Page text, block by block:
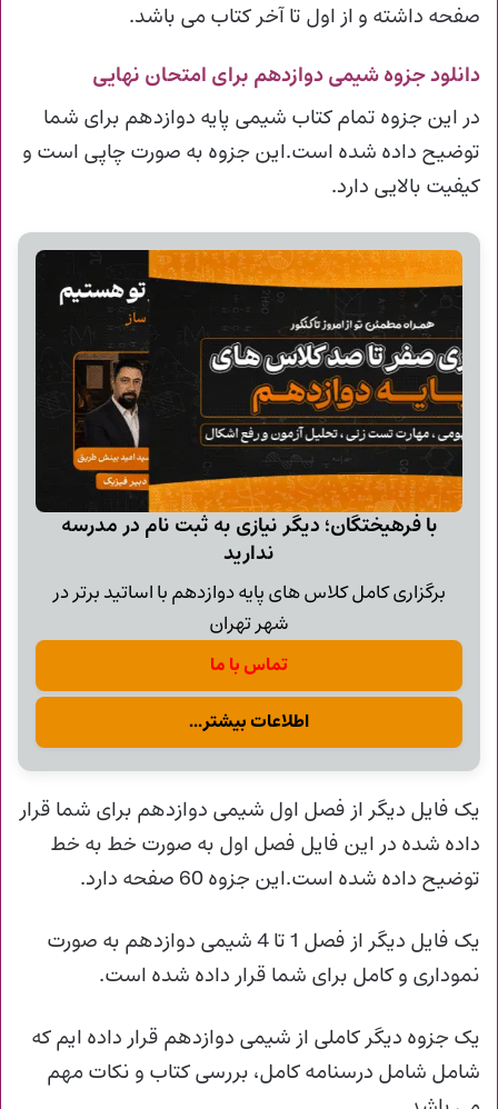
صفحه داشته و از اول تا آخر کتاب می باشد.
دانلود جزوه شیمی دوازدهم برای امتحان نهایی
در این جزوه تمام کتاب شیمی پایه دوازدهم برای شما
توضیح داده شده است.این جزوه به صورت چاپی است و
کیفیت بالایی دارد.
با فرهیختگان؛ دیگر نیازی به ثبت نام در مدرسه
ندارید
برگزاری کامل کلاس های پایه دوازدهم با اساتید برتر در
شهر تهران
تماس با ما
اطلاعات بیشتر...
یک فایل دیگر از فصل اول شیمی دوازدهم برای شما قرار
داده شده در این فایل فصل اول به صورت خط به خط
توضیح داده شده است.این جزوه 60 صفحه دارد.
یک فایل دیگر از فصل 1 تا 4 شیمی دوازدهم به صورت
نموداری و کامل برای شما قرار داده شده است.
یک جزوه دیگر کاملی از شیمی دوازدهم قرار داده ایم که
شامل شامل درسنامه کامل، بررسی کتاب و نکات مهم